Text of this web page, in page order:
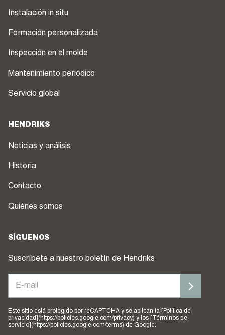
Instalación in situ
Formación personalizada
Inspección en el molde
Mantenimiento periódico
Servicio global
HENDRIKS
Noticias y análisis
Historia
Contacto
Quiénes somos
SÍGUENOS
Suscríbete a nuestro boletín de Hendriks
Este sitio está protegido por reCAPTCHA y se aplican la [Política de
privacidad](https://policies.google.com/privacy) y los [Términos de
servicio](https://policies.google.com/terms) de Google.